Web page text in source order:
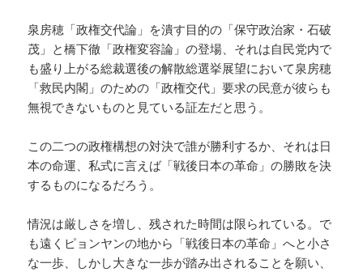
泉房穂「政権交代論」を潰す目的の「保守政治家・石破
茂」と橋下徹「政権変容論」の登場、それは自民党内で
も盛り上がる総裁選後の解散総選挙展望において泉房穂
「救民内閣」のための「政権交代」要求の民意が彼らも
無視できないものと見ている証左だと思う。
この二つの政権構想の対決で誰が勝利するか、それは日
本の命運、私式に言えば「戦後日本の革命」の勝敗を決
するものになるだろう。
情況は厳しさを増し、残された時間は限られている。で
も遠くピョンヤンの地から「戦後日本の革命」へと小さ
な一歩、しかし大きな一歩が踏み出されることを願い、